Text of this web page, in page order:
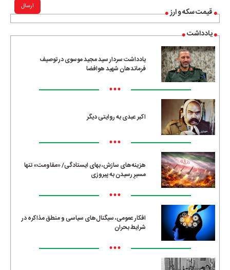
قیمت سکه و ارز
یادداشت
یادداشت سردار سید مجید موسوی در توصیف
فرماندهان شهید هوافضا
•••
اکبر عبدی به روایتی دیگر
•••
هزینه‌های سازش، بهای ایستادگی/ «مقاومت» تنها
مسیرِ رسیدن به پیروزی
•••
افکار عمومی، سیگنال‌های سیاسی و منطق مذاکره در
شرایط بحران
•••
ارسال